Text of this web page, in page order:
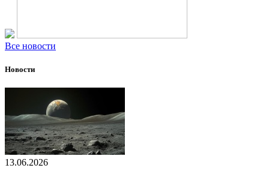
Все новости
Новости
13.06.2026